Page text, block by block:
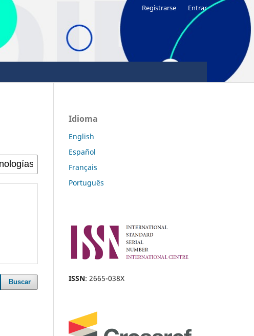
Registrarse Entrar
Buscar
Idioma
English
Español
Français
Português
ISSN: 2665-038X